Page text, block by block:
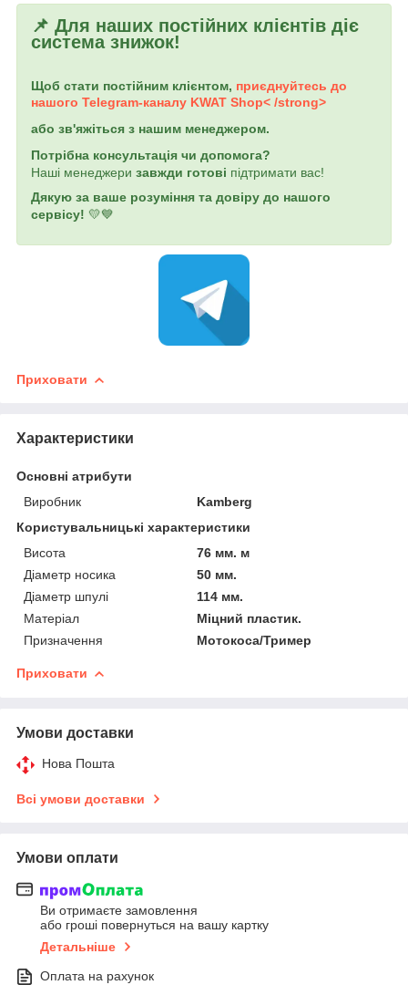
📌 Для наших постійних клієнтів діє
система знижок!
Щоб стати постійним клієнтом, приєднуйтесь до
нашого Telegram-каналу KWAT Shop< /strong>
або зв'яжіться з нашим менеджером.
Потрібна консультація чи допомога?
Наші менеджери завжди готові підтримати вас!
Дякую за ваше розуміння та довіру до нашого
сервісу! 💛💙
Приховати
Характеристики
Основні атрибути
Виробник
Kamberg
Користувальницькі характеристики
Висота
76 мм. м
Діаметр носика
50 мм.
Діаметр шпулі
114 мм.
Матеріал
Міцний пластик.
Призначення
Мотокоса/Тример
Приховати
Умови доставки
Нова Пошта
Всі умови доставки
Умови оплати
Ви отримаєте замовлення
або гроші повернуться на вашу картку
Детальніше
Оплата на рахунок